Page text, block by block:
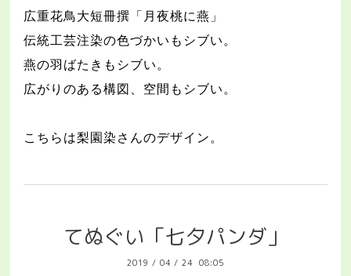
広重花鳥大短冊撰「月夜桃に燕」
伝統工芸注染の色づかいもシブい。
燕の羽ばたきもシブい。
広がりのある構図、空間もシブい。
こちらは梨園染さんのデザイン。
てぬぐい「七夕パンダ」
2019 / 04 / 24 08:05